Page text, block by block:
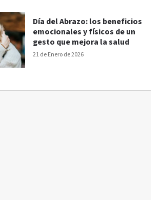
21 de Enero de 2026
Día del Abrazo: los beneficios
emocionales y físicos de un
gesto que mejora la salud